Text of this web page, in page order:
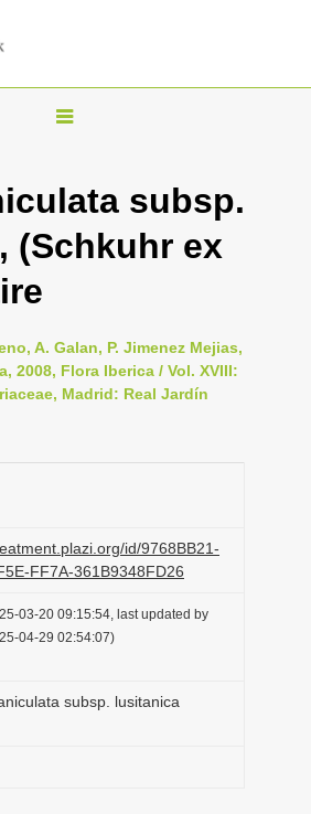
T
g
l
v
i
o
n
subsp.
(Schkuhr ex
A. Galan, P. Jimenez Mejias,
2008, Flora Iberica / Vol. XVIII:
Madrid: Real Jardín
id/9768BB21-
FF7A-361B9348FD26
03-20 09:15:54, last updated by
04-29 02:54:07)
subsp. lusitanica